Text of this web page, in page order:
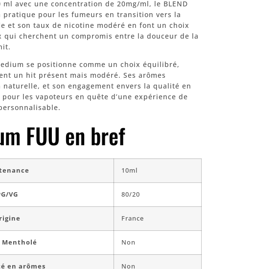
avec une concentration de 20mg/ml, le BLEND
pour les fumeurs en transition vers la
et son taux de nicotine modéré en font un choix
qui cherchent un compromis entre la douceur de la
se positionne comme un choix équilibré,
un hit présent mais modéré. Ses arômes
naturelle, et son engagement envers la qualité en
les vapoteurs en quête d’une expérience de
FUU en bref
10ml
VG 80/20
France
Mentholé Non
en arômes Non